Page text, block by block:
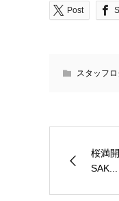
Post
スタッフ
桜満
SAK...